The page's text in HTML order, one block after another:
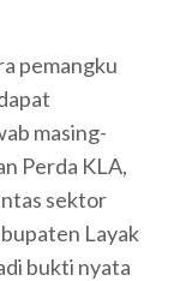
pemangku
masing-
Perda KLA,
sektor
Layak
bukti nyata